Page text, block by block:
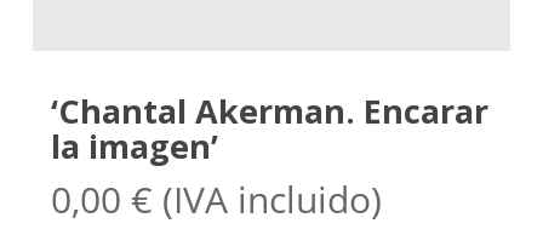
‘Chantal Akerman. Encarar
la imagen’
0,00 € (IVA incluido)